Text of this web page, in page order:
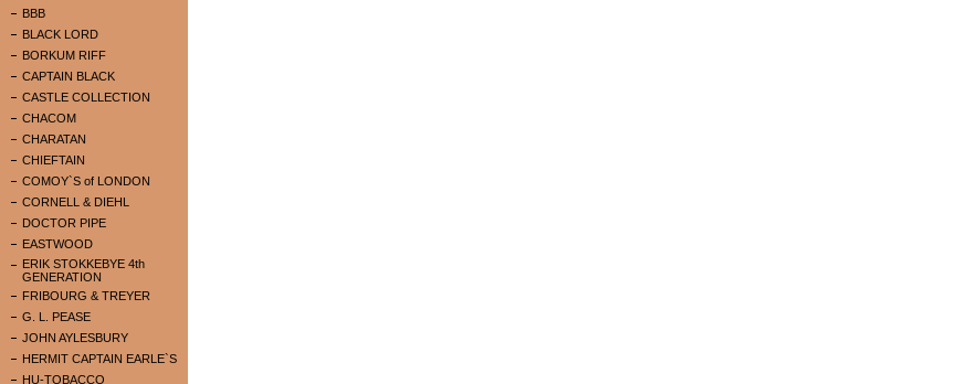
BBB
BLACK LORD
BORKUM RIFF
CAPTAIN BLACK
CASTLE COLLECTION
CHACOM
CHARATAN
CHIEFTAIN
COMOY`S of LONDON
CORNELL & DIEHL
DOCTOR PIPE
EASTWOOD
ERIK STOKKEBYE 4th
GENERATION
FRIBOURG & TREYER
G. L. PEASE
JOHN AYLESBURY
HERMIT CAPTAIN EARLE`S
HU-TOBACCO